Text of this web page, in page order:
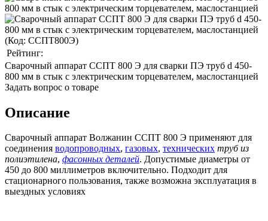
(Код: ССПТ800Э)
Рейтинг:
Cварочный аппарат ССПТ 800 Э для сварки ПЭ труб d 450-
800 мм в стык с электрическим торцевателем, маслостанцией
Задать вопрос о товаре
Описание
Cварочный аппарат Волжанин ССПТ 800 Э применяют для
соединения водопроводных, газовых, технических труб из
полиэтилена, фасонных деталей. Допустимые диаметры от
450 до 800 миллиметров включительно. Подходит для
стационарного пользования, также возможна эксплуатация в
выездных условиях